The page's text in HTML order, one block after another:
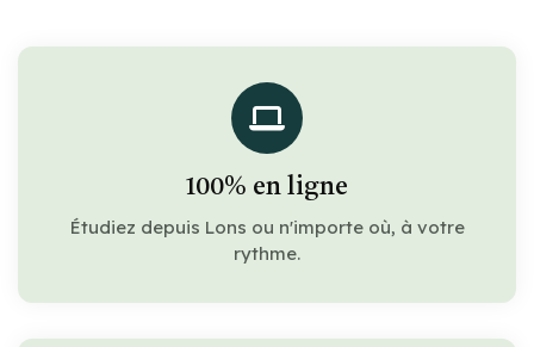
100% en ligne
Étudiez depuis Lons ou n'importe où, à votre
rythme.